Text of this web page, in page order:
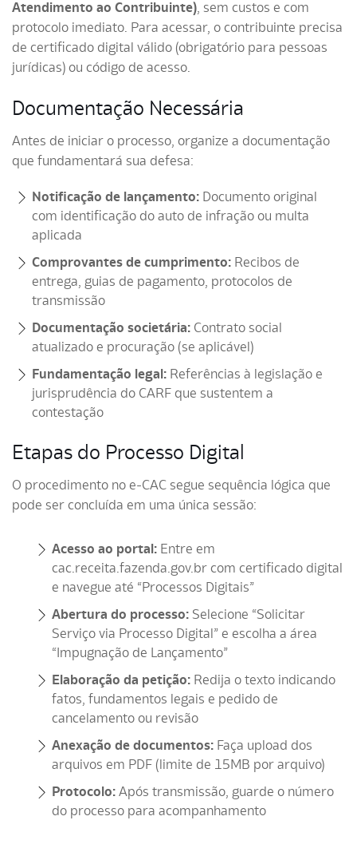
Atendimento ao Contribuinte) , sem custos e com
protocolo imediato. Para acessar, o contribuinte precisa
de certificado digital válido (obrigatório para pessoas
jurídicas) ou código de acesso.
Documentação Necessária
Antes de iniciar o processo, organize a documentação
que fundamentará sua defesa:
Notificação de lançamento: Documento original
com identificação do auto de infração ou multa
aplicada
Comprovantes de cumprimento: Recibos de
entrega, guias de pagamento, protocolos de
transmissão
Documentação societária: Contrato social
atualizado e procuração (se aplicável)
Fundamentação legal: Referências à legislação e
jurisprudência do CARF que sustentem a
contestação
Etapas do Processo Digital
O procedimento no e-CAC segue sequência lógica que
pode ser concluída em uma única sessão:
Acesso ao portal: Entre em
cac.receita.fazenda.gov.br com certificado digital
e navegue até “Processos Digitais”
Abertura do processo: Selecione “Solicitar
Serviço via Processo Digital” e escolha a área
“Impugnação de Lançamento”
Elaboração da petição: Redija o texto indicando
fatos, fundamentos legais e pedido de
cancelamento ou revisão
Anexação de documentos: Faça upload dos
arquivos em PDF (limite de 15MB por arquivo)
Protocolo: Após transmissão, guarde o número
do processo para acompanhamento